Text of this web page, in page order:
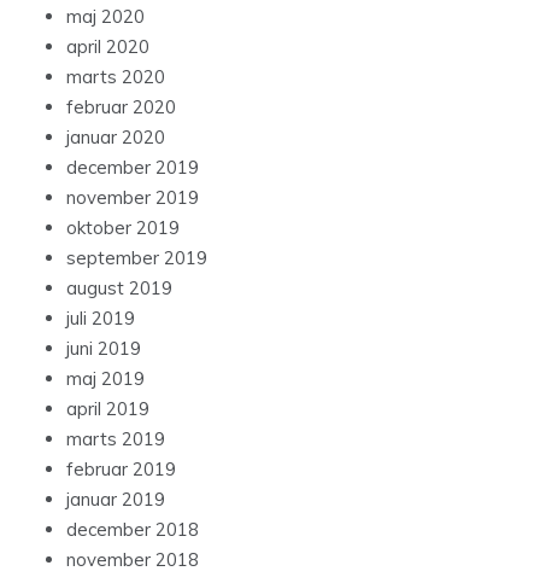
maj 2020
april 2020
marts 2020
februar 2020
januar 2020
december 2019
november 2019
oktober 2019
september 2019
august 2019
juli 2019
juni 2019
maj 2019
april 2019
marts 2019
februar 2019
januar 2019
december 2018
november 2018